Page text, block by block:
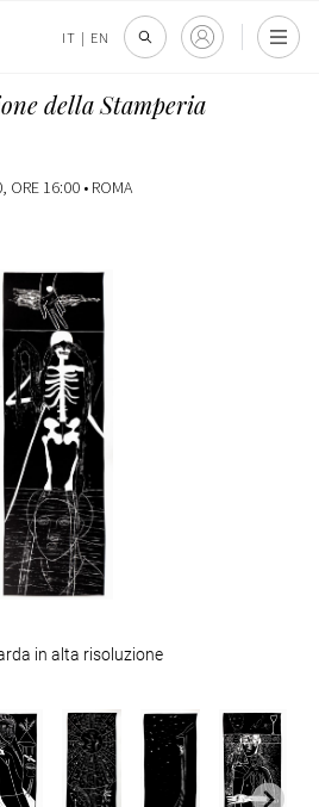
IT | EN
della Stamperia
ORE 16:00 • ROMA
in alta risoluzione